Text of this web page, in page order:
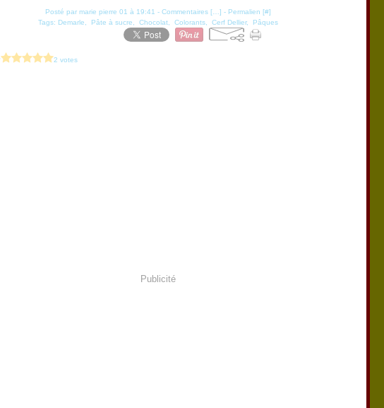
Posté par marie pierre 01 à 19:41 - Commentaires [ ] - Permalien [#]
Tags: Demarle Pâte à sucre Chocolat Colorants Cerf Dellier, Pâques
2 votes
Publicité